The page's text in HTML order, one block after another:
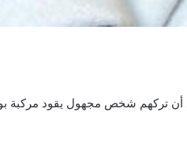
أن تركهم شخص مجهول يقود مركبة